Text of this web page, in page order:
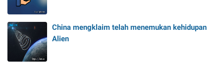
China mengklaim telah menemukan kehidupan
Alien